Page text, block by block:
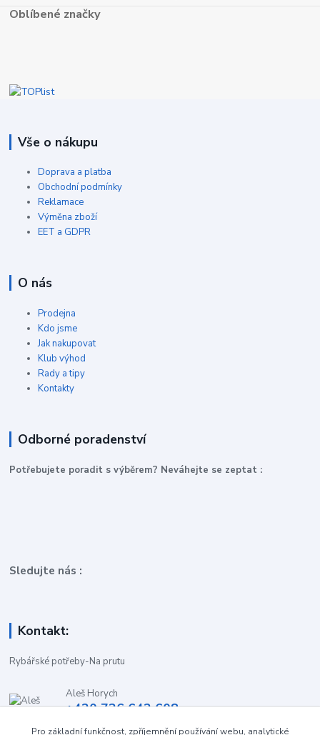
Oblíbené značky
Vše o nákupu
Doprava a platba
Obchodní podmínky
Reklamace
Výměna zboží
EET a GDPR
O nás
Prodejna
Kdo jsme
Jak nakupovat
Klub výhod
Rady a tipy
Kontakty
Odborné poradenství
Potřebujete poradit s výběrem? Neváhejte se zeptat :
Sledujte nás :
Kontakt:
Rybářské potřeby-Na prutu
Aleš Horych
+420 736 642 608
Pro základní funkčnost, zpříjemnění používání webu, analytické